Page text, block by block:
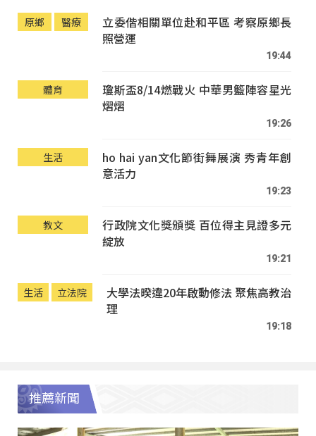
原鄉 醫療
立委偕相關單位赴和平區 考察原鄉長
照營運
19:44
體育
瓊斯盃8/14燃戰火 中華男籃陣容星光
熠熠
19:26
生活
ho hai yan文化節街舞展演 秀青年創
意活力
19:23
教文
行政院文化獎頒獎 百位得主見證多元
綻放
19:21
生活 立法院
大學法暌違20年啟動修法 聚焦高教治
理
19:18
推薦新聞